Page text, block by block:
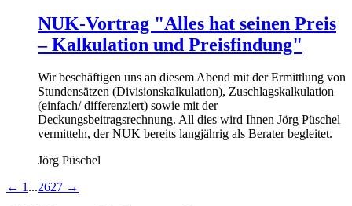
NUK-Vortrag "Alles hat seinen Preis
– Kalkulation und Preisfindung"
Wir beschäftigen uns an diesem Abend mit der Ermittlung von
Stundensätzen (Divisionskalkulation), Zuschlagskalkulation
(einfach/ differenziert) sowie mit der
Deckungsbeitragsrechnung. All dies wird Ihnen Jörg Püschel
vermitteln, der NUK bereits langjährig als Berater begleitet.
Jörg Püschel
← 1...2627 →